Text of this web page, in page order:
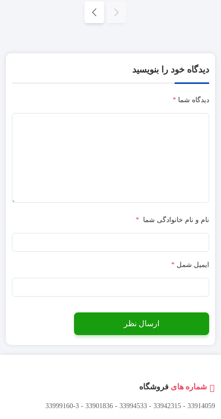
دیدگاه خود را بنویسید
دیدگاه شما *
نام و نام خانوادگی شما *
ایمیل شمل *
شماره های فروشگاه
33914059 - 33942315 - 33994533 - 33901836 - 33999160-3 ​